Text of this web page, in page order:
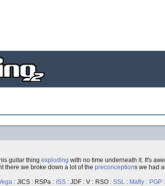
guitar thing exploding with no time underneath it. It's
there we broke down a lot of the preconceptions we had
: JICS : RSPa : ISS: JDF : V : RSO : SSL: Mafly : PGP: